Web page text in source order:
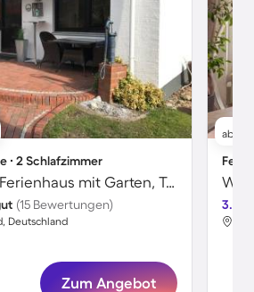
∙ 2 Schlafzimmer
Ferienhaus E13 Ferienhaus mit Garten, Terrasse und Deichbli
(15 Bewertungen)
Deutschland
Zum Angebot
ab
3.5